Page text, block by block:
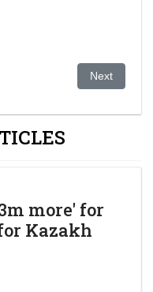
suspected of lobbying
Next
Next
more' for
Kazakh